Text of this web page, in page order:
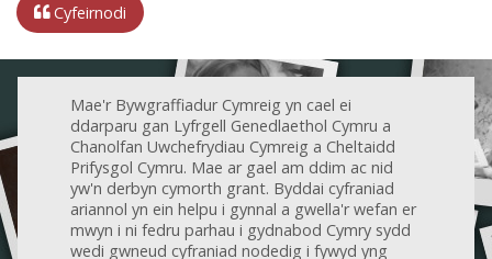
Cyfeirnodi
Mae'r Bywgraffiadur Cymreig yn cael ei
ddarparu gan Lyfrgell Genedlaethol Cymru a
Chanolfan Uwchefrydiau Cymreig a Cheltaidd
Prifysgol Cymru. Mae ar gael am ddim ac nid
yw'n derbyn cymorth grant. Byddai cyfraniad
ariannol yn ein helpu i gynnal a gwella'r wefan er
mwyn i ni fedru parhau i gydnabod Cymry sydd
wedi gwneud cyfraniad nodedig i fywyd yng